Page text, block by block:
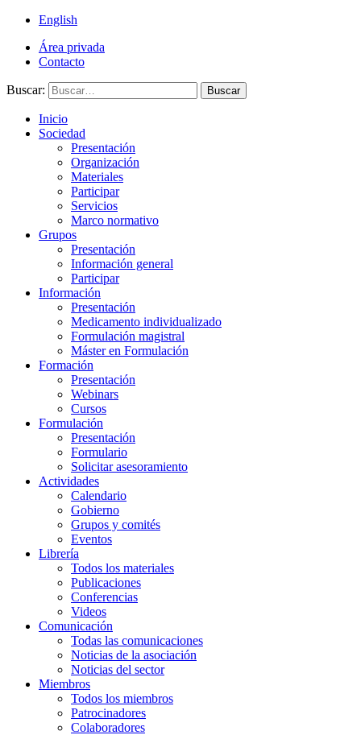
English
Área privada
Contacto
Buscar: Buscar
Inicio
Sociedad
Presentación
Organización
Materiales
Participar
Servicios
Marco normativo
Grupos
Presentación
Información general
Participar
Información
Presentación
Medicamento individualizado
Formulación magistral
Máster en Formulación
Formación
Presentación
Webinars
Cursos
Formulación
Presentación
Formulario
Solicitar asesoramiento
Actividades
Calendario
Gobierno
Grupos y comités
Eventos
Librería
Todos los materiales
Publicaciones
Conferencias
Videos
Comunicación
Todas las comunicaciones
Noticias de la asociación
Noticias del sector
Miembros
Todos los miembros
Patrocinadores
Colaboradores